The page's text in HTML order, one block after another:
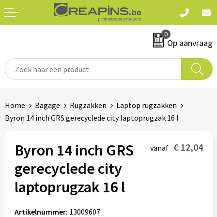
0
Op aanvraag
T-shirts
Sweaters en hoodies
Jassen
Hemden
Automerken
Eten & drinken
Snoepgoed
Waterflesjes
Home Bagage Rugzakken
Laptop rugzakken
Byron 14 inch GRS gerecyclede city laptoprugzak 16 l
Byron 14 inch GRS
gerecyclede city
laptoprugzak 16 l
vanaf € 12,04
Artikelnummer: 13009607